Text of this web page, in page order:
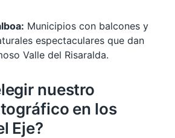
Municipios con balcones y
espectaculares que dan
Valle del Risaralda.
nuestro
en los
Eje?